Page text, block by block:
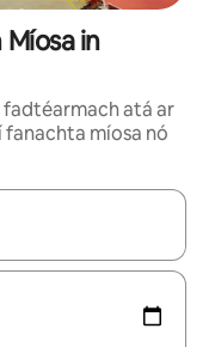
in
fadtéarmach atá ar
fanachta míosa nó
le